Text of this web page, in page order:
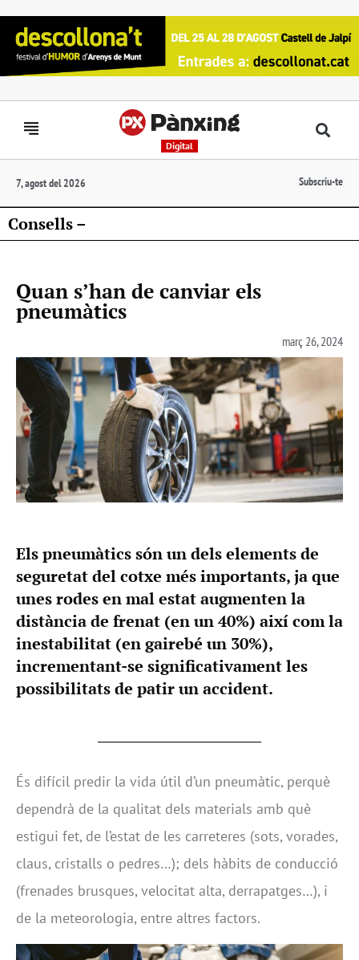
Digital
7, agost del 2026 Subscriu-te
Consells –
Quan s’han de canviar els
pneumàtics
març 26, 2024
Els pneumàtics són un dels elements de
seguretat del cotxe més importants, ja que
unes rodes en mal estat augmenten la
distància de frenat (en un 40%) així com la
inestabilitat (en gairebé un 30%),
incrementant-se significativament les
possibilitats de patir un accident.
És difícil predir la vida útil d’un pneumàtic, perquè
dependrà de la qualitat dels materials amb què
estigui fet, de l’estat de les carreteres (sots, vorades,
claus, cristalls o pedres…); dels hàbits de conducció
(frenades brusques, velocitat alta, derrapatges…), i
de la meteorologia, entre altres factors.